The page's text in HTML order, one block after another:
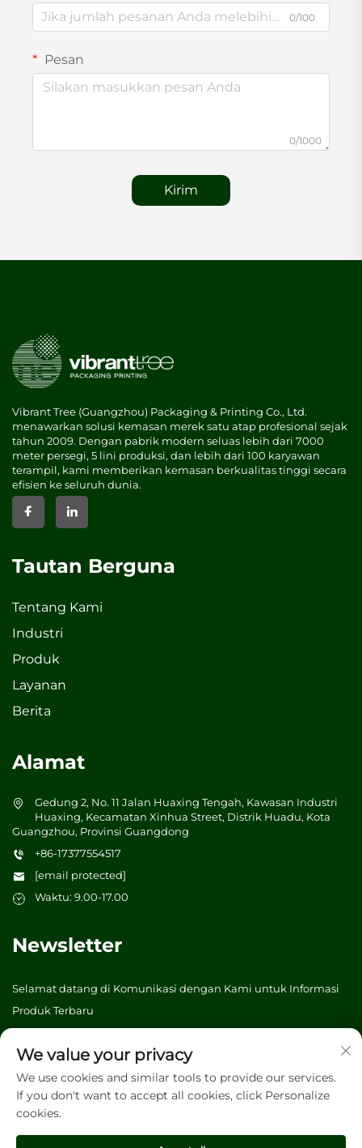
0/100
Pesan
0/1000
Kirim
Vibrant Tree (Guangzhou) Packaging & Printing Co., Ltd.
menawarkan solusi kemasan merek satu atap profesional sejak
tahun 2009. Dengan pabrik modern seluas lebih dari 7000
meter persegi, 5 lini produksi, dan lebih dari 100 karyawan
terampil, kami memberikan kemasan berkualitas tinggi secara
efisien ke seluruh dunia.
Tautan Berguna
Tentang Kami
Industri
Produk
Layanan
Berita
Alamat
Gedung 2, No. 11 Jalan Huaxing Tengah, Kawasan Industri
Huaxing, Kecamatan Xinhua Street, Distrik Huadu, Kota
Guangzhou, Provinsi Guangdong
+86-17377554517
[email protected]
Waktu: 9.00-17.00
Newsletter
Selamat datang di Komunikasi dengan Kami untuk Informasi
Produk Terbaru
Printing Co., Ltd. Seluruh hak dilindungi. - Kebijakan privasi
We value your privacy
We use cookies and similar tools to provide our services.
If you don't want to accept all cookies, click Personalize
cookies.